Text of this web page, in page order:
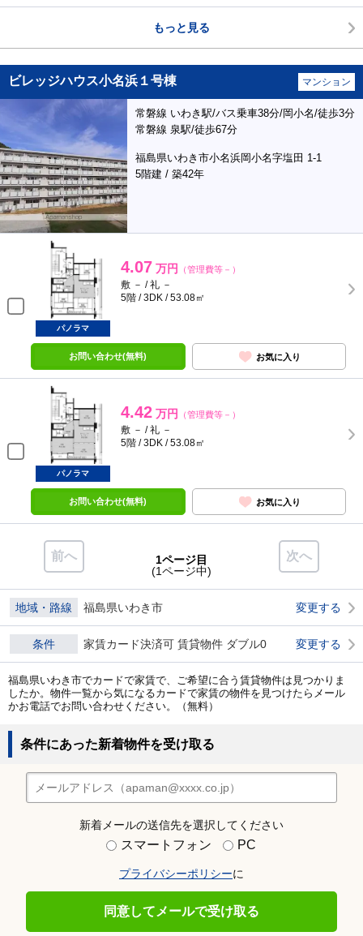
もっと見る
ビレッジハウス小名浜１号棟 マンション
常磐線 いわき駅/バス乗車38分/岡小名/徒歩3分
常磐線 泉駅/徒歩67分
福島県いわき市小名浜岡小名字塩田 1-1
5階建 / 築42年
4.07 万円 （管理費等－）
敷 － / 礼 －
5階 / 3DK / 53.08㎡
パノラマ
お問い合わせ(無料) お気に入り
4.42 万円 （管理費等－）
敷 － / 礼 －
5階 / 3DK / 53.08㎡
パノラマ
お問い合わせ(無料) お気に入り
前へ 次へ
1ページ目
(1ページ中)
地域・路線 福島県いわき市 変更する
条件 家賃カード決済可 賃貸物件 ダブル0 変更する
福島県いわき市でカードで家賃で、ご希望に合う賃貸物件は見つかりま
したか。物件一覧から気になるカードで家賃の物件を見つけたらメール
かお電話でお問い合わせください。（無料）
条件にあった新着物件を受け取る
新着メールの送信先を選択してください
スマートフォン PC
プライバシーポリシーに
同意してメールで受け取る